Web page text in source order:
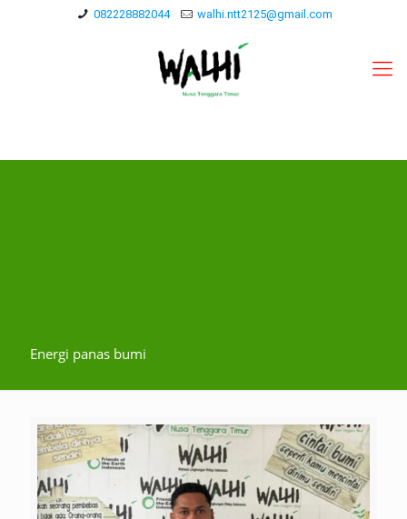
082228882044 walhi.ntt2125@gmail.com
Energi panas bumi